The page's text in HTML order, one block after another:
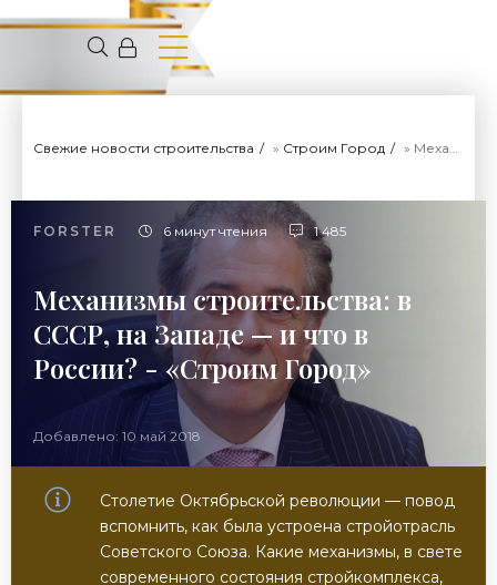
Свежие новости строительства » Строим Город » Механизмы строительства: в СССР, на Западе — и что в России? - «Строим Город»
FORSTER 6 минут чтения 1 485
Механизмы строительства: в
СССР, на Западе — и что в
России? - «Строим Город»
Добавлено: 10 май 2018
Столетие Октябрьской революции — повод
вспомнить, как была устроена стройотрасль
Советского Союза. Какие механизмы, в свете
современного состояния стройкомплекса,